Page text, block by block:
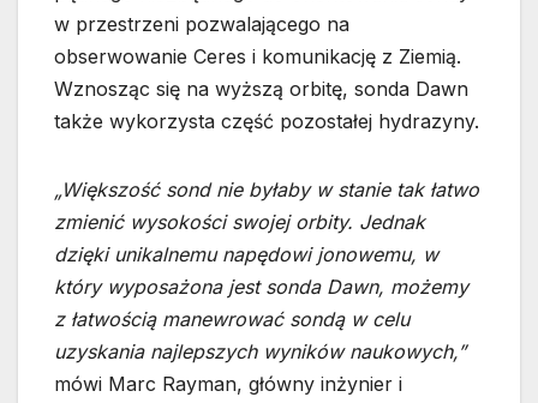
w przestrzeni pozwalającego na
obserwowanie Ceres i komunikację z Ziemią.
Wznosząc się na wyższą orbitę, sonda Dawn
także wykorzysta część pozostałej hydrazyny.
„Większość sond nie byłaby w stanie tak łatwo
zmienić wysokości swojej orbity. Jednak
dzięki unikalnemu napędowi jonowemu, w
który wyposażona jest sonda Dawn, możemy
z łatwością manewrować sondą w celu
uzyskania najlepszych wyników naukowych,”
mówi Marc Rayman, główny inżynier i